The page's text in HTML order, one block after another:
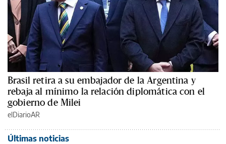
Brasil retira a su embajador de la Argentina y
rebaja al mínimo la relación diplomática con el
gobierno de Milei
elDiarioAR
Últimas noticias